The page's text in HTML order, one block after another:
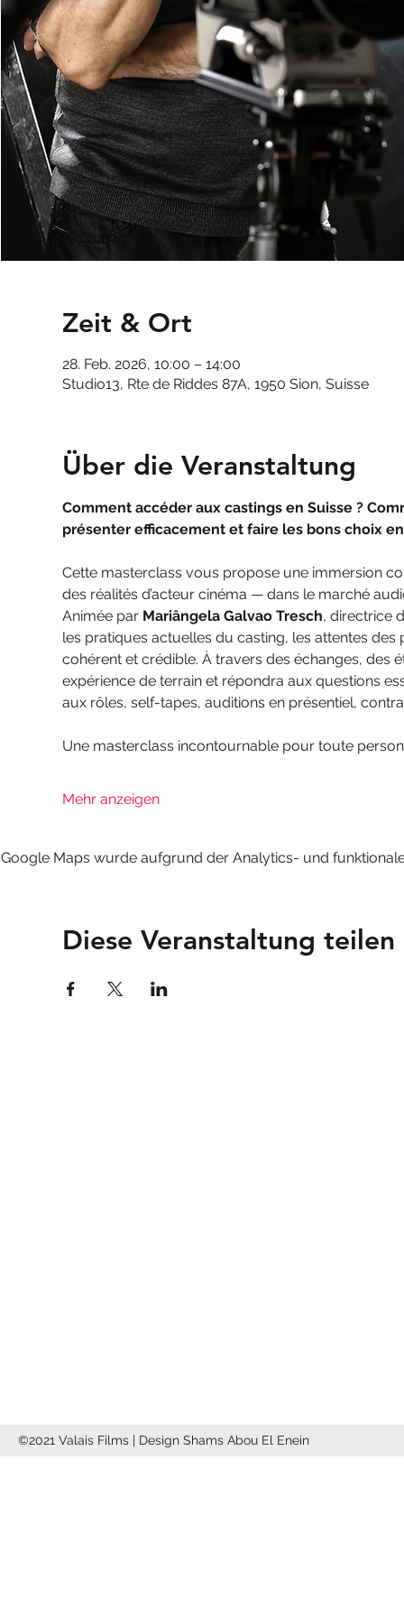
Zeit & Ort
28. Feb. 2026, 10:00 – 14:00
Studio13, Rte de Riddes 87A, 1950 Sion, Suisse
Über die Veranstaltung
Comment accéder aux castings en Suisse ?
présenter efficacement et faire les bons choix
Cette masterclass vous propose une immersion
des réalités d’acteur cinéma — dans le marché
Animée par Mariângela Galvao Tresch, directrice
les pratiques actuelles du casting, les attentes
cohérent et crédible. À travers des échanges, des
expérience de terrain et répondra aux questions
aux rôles, self-tapes, auditions en présentiel,
Une masterclass incontournable pour toute
Mehr anzeigen
Google Maps wurde aufgrund der Analytics- und
Diese Veranstaltung teilen
©2021 Valais Films | Design Shams Abou El Enein